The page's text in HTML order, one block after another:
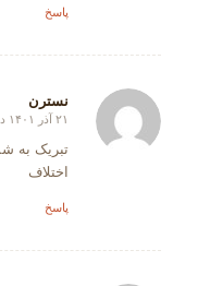
پاسخ
نسترن
گفته:۲۱ آذر ۱۴۰۱ در ۱۱:۳۵ ب.ظ
تبریک به
اختلاف
پاسخ